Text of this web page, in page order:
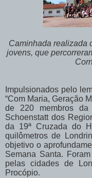
Caminhada realizada
jovens, que
Impulsionados pelo
“Com Maria, Geração
de 220 membros da
Schoenstatt dos
da 19ª Cruzada do
quilômetros de
objetivo o
Semana Santa.
pelas cidades de
Procópio.